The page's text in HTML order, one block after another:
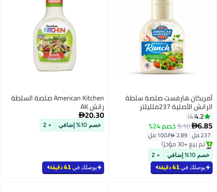
أمريكان هارفست صلصة سلطة
الرانش الأصلية 237ملليلتر
4.2
4
6.85
9.10خصم 24%
237 مل |
#12 في صلصة السلطة
بتخلّص بسرعة
تم بيع +30 مؤخرًا
#12 في صلصة السلطة
خصم 10% إضافي + 2
يوصلك في 41 دقيقة
American Kitchen صلصة السلطة
رانش AK
20.30
خصم 10% إضافي + 2
يوصلك في 41 دقيقة